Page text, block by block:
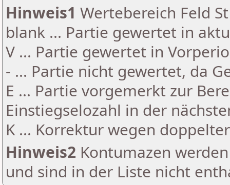
Hinweis1 Wertebereich Feld
blank ... Partie gewertet in
V ... Partie gewertet in
- ... Partie nicht gewertet, da
E ... Partie vorgemerkt zur
Einstiegselozahl in der
K ... Korrektur wegen
Hinweis2 Kontumazen
und sind in der Liste nicht